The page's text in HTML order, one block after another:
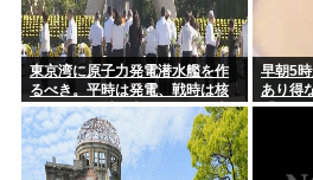
東京湾に原子力発電潜水艦を作
るべき。平時は発電、戦時は核
ミサイル発射、事故ったら日本
海溝に沈める
早朝5
あり得
「なぜ